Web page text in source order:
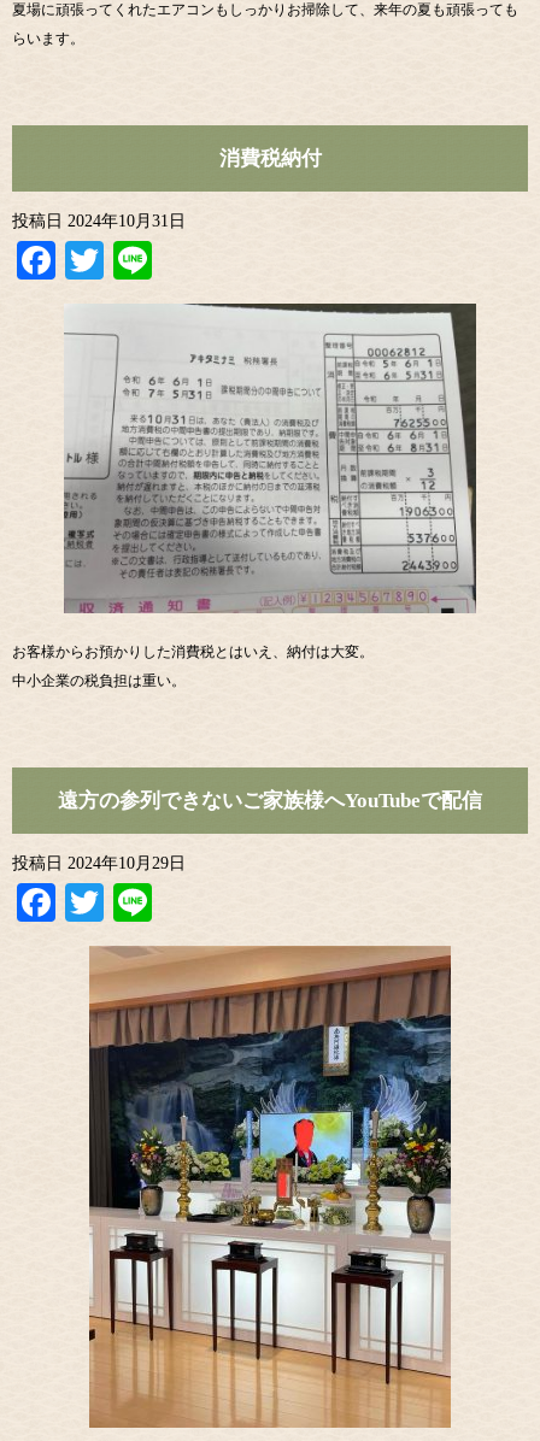
夏場に頑張ってくれたエアコンもしっかりお掃除して、来年の夏も頑張っても
らいます。
消費税納付
投稿日 2024年10月31日
Facebook
Twitter
お客様からお預かりした消費税とはいえ、納付は大変。
中小企業の税負担は重い。
遠方の参列できないご家族様へYouTubeで配信
投稿日 2024年10月29日
Facebook
Twitter